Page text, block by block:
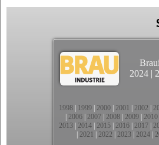
2024 |
1998 1999 2000 2001 2002
2006 2007 2008 2009 2010
2013 2014 2015 2016 2017
2021 2022 2023| 2024|